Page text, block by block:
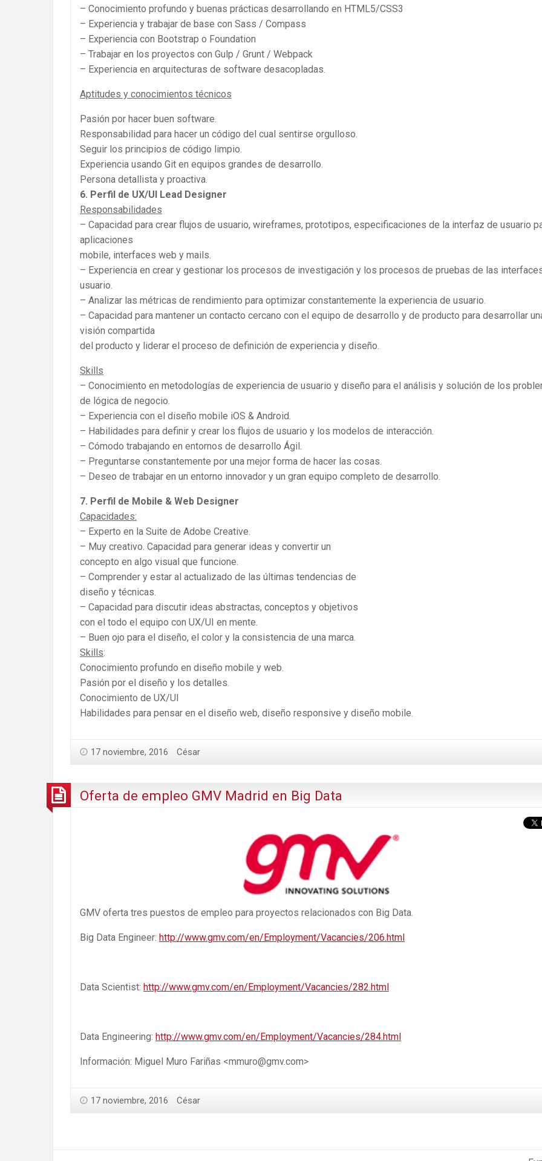
– Conocimiento profundo y buenas prácticas desarrollando en HTML5/CSS3
– Experiencia y trabajar de base con Sass / Compass
– Experiencia con Bootstrap o Foundation
– Trabajar en los proyectos con Gulp / Grunt / Webpack
– Experiencia en arquitecturas de software desacopladas.
Aptitudes y conocimientos técnicos
Pasión por hacer buen software.
Responsabilidad para hacer un código del cual sentirse orgulloso.
Seguir los principios de código limpio.
Experiencia usando Git en equipos grandes de desarrollo.
Persona detallista y proactiva.
6. Perfil de UX/UI Lead Designer
Responsabilidades
– Capacidad para crear flujos de usuario, wireframes, prototipos, especificaciones de la interfaz de usuario
aplicaciones
mobile, interfaces web y mails.
– Experiencia en crear y gestionar los procesos de investigación y los procesos de pruebas de las
usuario.
– Analizar las métricas de rendimiento para optimizar constantemente la experiencia de usuario.
– Capacidad para mantener un contacto cercano con el equipo de desarrollo y de producto para desarrollar
visión compartida
del producto y liderar el proceso de definición de experiencia y diseño.
Skills
– Conocimiento en metodologías de experiencia de usuario y diseño para el análisis y solución de los
de lógica de negocio.
– Experiencia con el diseño mobile iOS & Android.
– Habilidades para definir y crear los flujos de usuario y los modelos de interacción.
– Cómodo trabajando en entornos de desarrollo Ágil.
– Preguntarse constantemente por una mejor forma de hacer las cosas.
– Deseo de trabajar en un entorno innovador y un gran equipo completo de desarrollo.
7. Perfil de Mobile & Web Designer
Capacidades:
– Experto en la Suite de Adobe Creative.
– Muy creativo. Capacidad para generar ideas y convertir un
concepto en algo visual que funcione.
– Comprender y estar al actualizado de las últimas tendencias de
diseño y técnicas.
– Capacidad para discutir ideas abstractas, conceptos y objetivos
con el todo el equipo con UX/UI en mente.
– Buen ojo para el diseño, el color y la consistencia de una marca.
Skills:
Conocimiento profundo en diseño mobile y web.
Pasión por el diseño y los detalles.
Conocimiento de UX/UI
Habilidades para pensar en el diseño web, diseño responsive y diseño mobile.
17 noviembre, 2016 César
Oferta de empleo GMV Madrid en Big Data
GMV oferta tres puestos de empleo para proyectos relacionados con Big Data.
Big Data Engineer: http://www.gmv.com/en/Employment/Vacancies/206.html
Data Scientist: http://www.gmv.com/en/Employment/Vacancies/282.html
Data Engineering: http://www.gmv.com/en/Employment/Vacancies/284.html
Información: Miguel Muro Fariñas <mmuro@gmv.com>
17 noviembre, 2016 César